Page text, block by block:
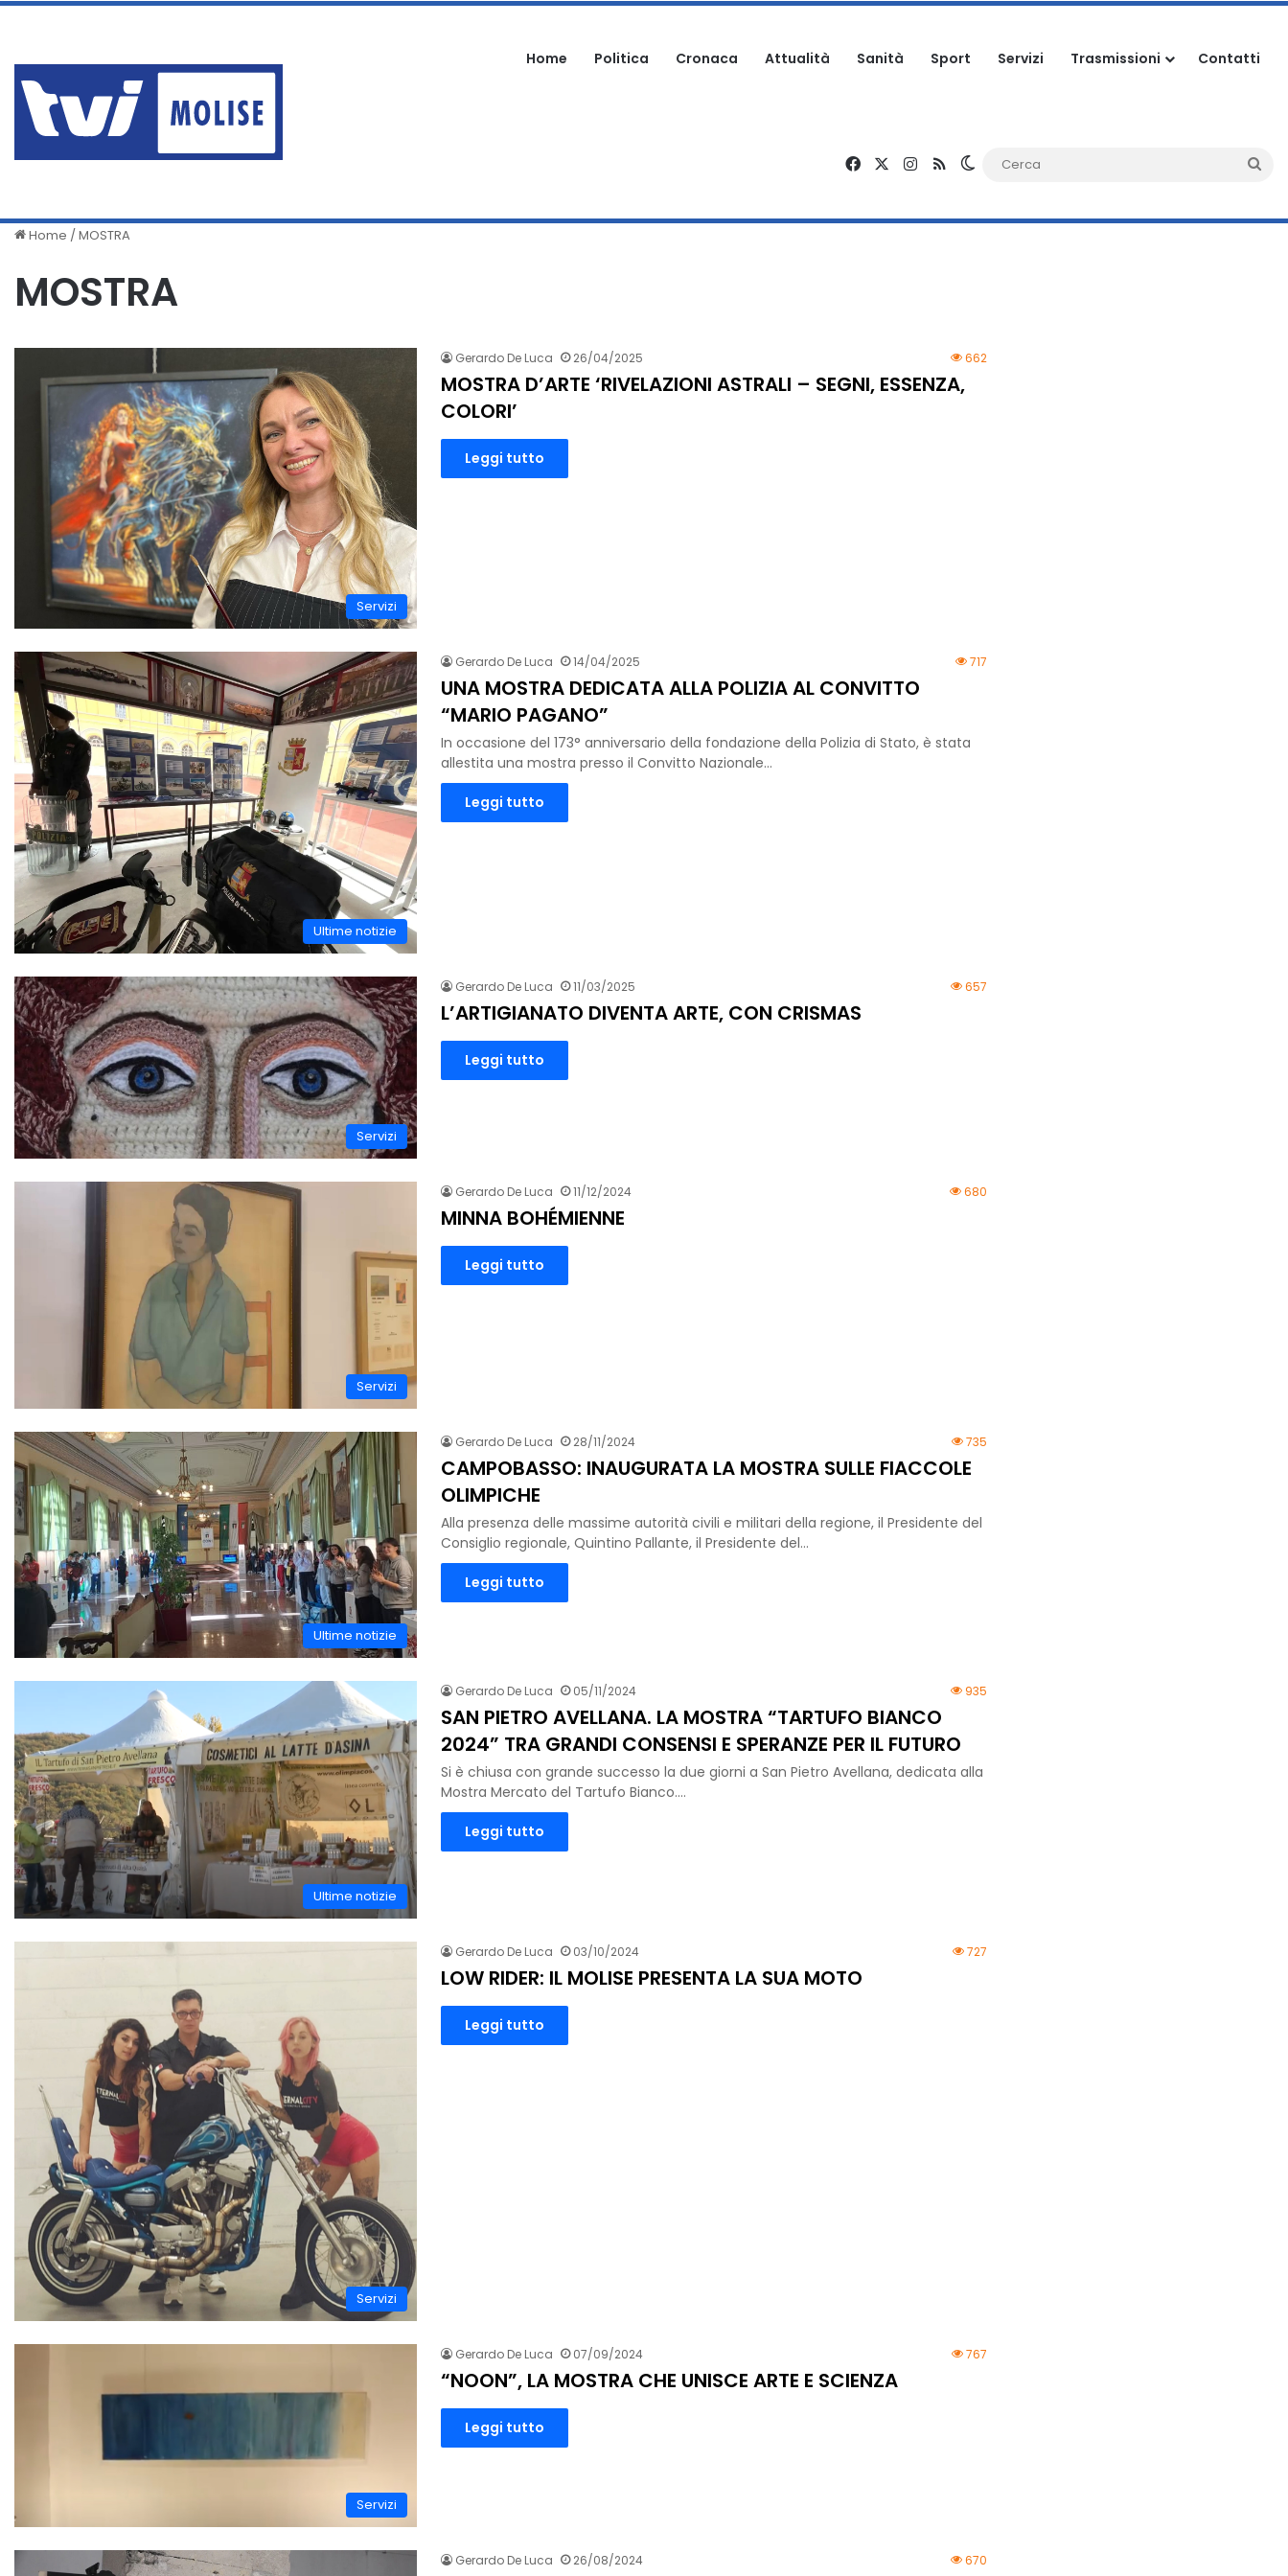
Home Politica Cronaca Attualità Sanità Sport Servizi Trasmissioni Contatti
FacebookInstagram
RSS Cambia aspetto
Home /MOSTRA
MOSTRA
Servizi
Gerardo De Luca 26/04/2025 662
MOSTRA D’ARTE ‘RIVELAZIONI ASTRALI – SEGNI, ESSENZA,
COLORI’
Leggi tutto
Ultime notizie
Gerardo De Luca 14/04/2025 717
UNA MOSTRA DEDICATA ALLA POLIZIA AL CONVITTO
“MARIO PAGANO”
In occasione del 173° anniversario della fondazione della Polizia di Stato, è stata
allestita una mostra presso il Convitto Nazionale…
Leggi tutto
Servizi
Gerardo De Luca 11/03/2025 657
L’ARTIGIANATO DIVENTA ARTE, CON CRISMAS
Leggi tutto
Servizi
Gerardo De Luca 11/12/2024 680
MINNA BOHÉMIENNE
Leggi tutto
Ultime notizie
Gerardo De Luca 28/11/2024 735
CAMPOBASSO: INAUGURATA LA MOSTRA SULLE FIACCOLE
OLIMPICHE
Alla presenza delle massime autorità civili e militari della regione, il Presidente del
Consiglio regionale, Quintino Pallante, il Presidente del…
Leggi tutto
Ultime notizie
Gerardo De Luca 05/11/2024 935
SAN PIETRO AVELLANA. LA MOSTRA “TARTUFO BIANCO
2024” TRA GRANDI CONSENSI E SPERANZE PER IL FUTURO
Si è chiusa con grande successo la due giorni a San Pietro Avellana, dedicata alla
Mostra Mercato del Tartufo Bianco.…
Leggi tutto
Servizi
Gerardo De Luca 03/10/2024 727
LOW RIDER: IL MOLISE PRESENTA LA SUA MOTO
Leggi tutto
Servizi
Gerardo De Luca 07/09/2024 767
“NOON”, LA MOSTRA CHE UNISCE ARTE E SCIENZA
Leggi tutto
Gerardo De Luca 26/08/2024 670